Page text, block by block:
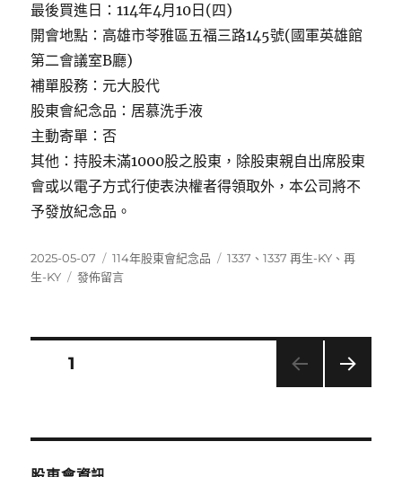
最後買進日：114年4月10日(四)
開會地點：高雄市苓雅區五福三路145號(國軍英雄館
第二會議室B廳)
補單股務：元大股代
股東會紀念品：居慕洗手液
主動寄單：否
其他：持股未滿1000股之股東，除股東親自出席股東
會或以電子方式行使表決權者得領取外，本公司將不
予發放紀念品。
發
佈
2025-05-07
分
類
114年股東會紀念品
標
1337 、1337 再生-KY 、再
生-KY
在
發佈留言
分
頁次1